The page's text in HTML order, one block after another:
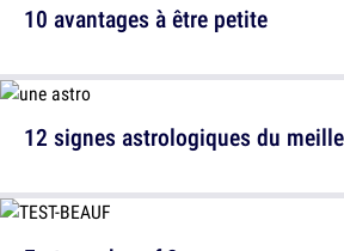
10 avantages à être petite
12 signes astrologiques du